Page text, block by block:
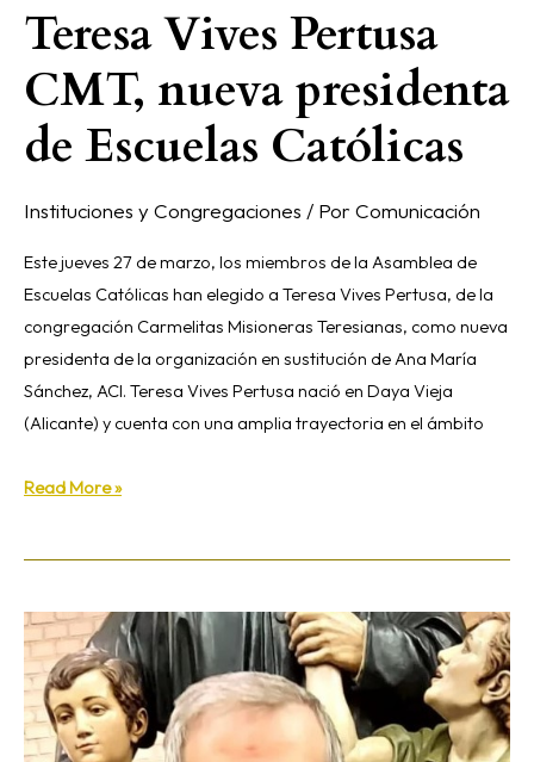
Teresa Vives Pertusa
CMT, nueva presidenta
de Escuelas Católicas
Instituciones y Congregaciones / Por Comunicación
Este jueves 27 de marzo, los miembros de la Asamblea de
Escuelas Católicas han elegido a Teresa Vives Pertusa, de la
congregación Carmelitas Misioneras Teresianas, como nueva
presidenta de la organización en sustitución de Ana María
Sánchez, ACI. Teresa Vives Pertusa nació en Daya Vieja
(Alicante) y cuenta con una amplia trayectoria en el ámbito
Read More »
Nuevo
Rector
Mayor
de
la